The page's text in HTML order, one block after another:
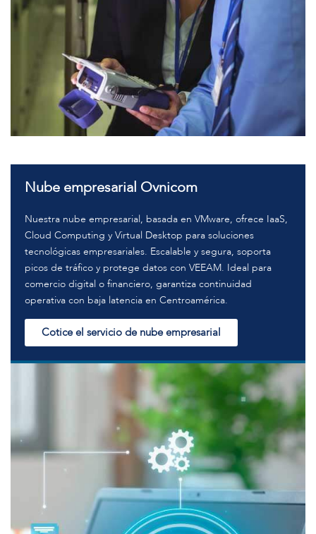
Nube empresarial Ovnicom
Nuestra nube empresarial, basada en VMware, ofrece IaaS,
Cloud Computing y Virtual Desktop para soluciones
tecnológicas empresariales. Escalable y segura, soporta
picos de tráfico y protege datos con VEEAM. Ideal para
comercio digital o financiero, garantiza continuidad
operativa con baja latencia en Centroamérica.
Cotice el servicio de nube empresarial